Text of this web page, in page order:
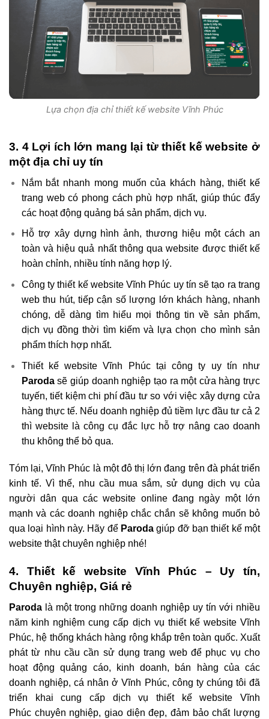
Lựa chọn địa chỉ thiết kế website Vĩnh Phúc
3. 4 Lợi ích lớn mang lại từ thiết kế website ở
một địa chỉ uy tín
Nắm bắt nhanh mong muốn của khách hàng, thiết kế
trang web có phong cách phù hợp nhất, giúp thúc đẩy
các hoạt động quảng bá sản phẩm, dịch vụ.
Hỗ trợ xây dựng hình ảnh, thương hiệu một cách an
toàn và hiệu quả nhất thông qua website được thiết kế
hoàn chỉnh, nhiều tính năng hợp lý.
Công ty thiết kế website Vĩnh Phúc uy tín sẽ tạo ra trang
web thu hút, tiếp cận số lượng lớn khách hàng, nhanh
chóng, dễ dàng tìm hiểu mọi thông tin về sản phẩm,
dịch vụ đồng thời tìm kiếm và lựa chọn cho mình sản
phẩm thích hợp nhất.
Thiết kế website Vĩnh Phúc tại công ty uy tín như
Parodasẽ giúp doanh nghiệp tạo ra một cửa hàng trực
tuyến, tiết kiệm chi phí đầu tư so với việc xây dựng cửa
hàng thực tế. Nếu doanh nghiệp đủ tiềm lực đầu tư cả 2
thì website là công cụ đắc lực hỗ trợ nâng cao doanh
thu không thể bỏ qua.
Tóm lại, Vĩnh Phúc là một đô thị lớn đang trên đà phát triển
kinh tế. Vì thế, nhu cầu mua sắm, sử dụng dịch vụ của
người dân qua các website online đang ngày một lớn
mạnh và các doanh nghiệp chắc chắn sẽ không muốn bỏ
qua loại hình này. Hãy để Paroda giúp đỡ bạn thiết kế một
website thật chuyên nghiệp nhé!
4. Thiết kế website Vĩnh Phúc – Uy tín,
Chuyên nghiệp, Giá rẻ
Paroda là một trong những doanh nghiệp uy tín với nhiều
năm kinh nghiệm cung cấp dịch vụ thiết kế website Vĩnh
Phúc, hệ thống khách hàng rộng khắp trên toàn quốc. Xuất
phát từ nhu cầu cần sử dụng trang web để phục vụ cho
hoạt động quảng cáo, kinh doanh, bán hàng của các
doanh nghiệp, cá nhân ở Vĩnh Phúc, công ty chúng tôi đã
triển khai cung cấp dịch vụ thiết kế website Vĩnh
Phúc chuyên nghiệp, giao diện đẹp, đảm bảo chất lượng